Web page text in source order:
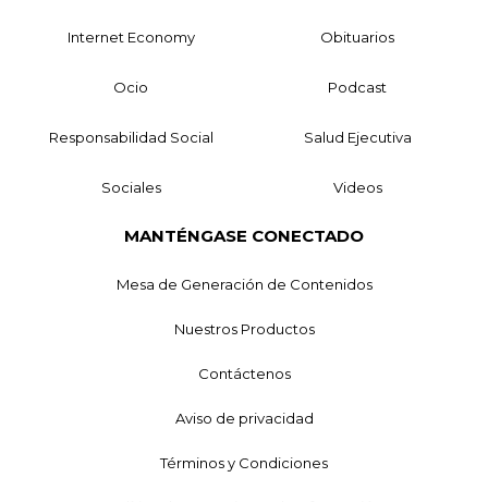
Internet Economy Obituarios
Ocio Podcast
Responsabilidad Social Salud Ejecutiva
Sociales Videos
MANTÉNGASE CONECTADO
Mesa de Generación de Contenidos
Nuestros Productos
Contáctenos
Aviso de privacidad
Términos y Condiciones